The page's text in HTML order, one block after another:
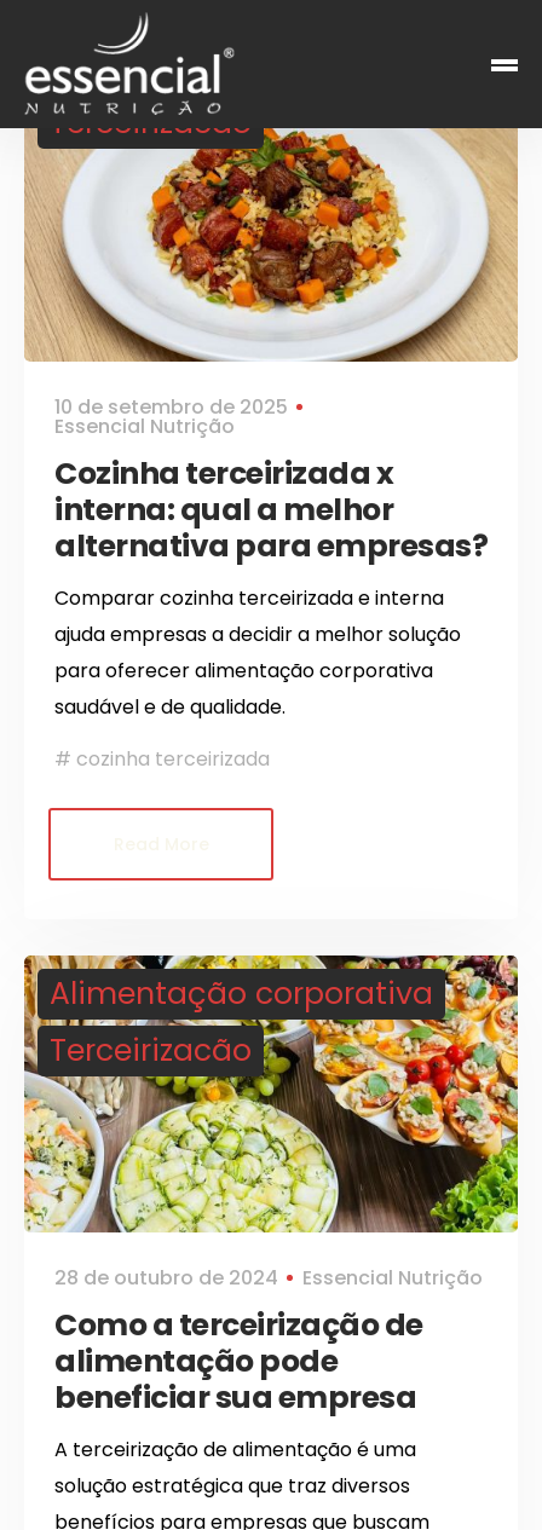
Terceirizacão
10 de setembro de 2025
Essencial Nutrição
Cozinha terceirizada x
interna: qual a melhor
alternativa para empresas?
Comparar cozinha terceirizada e interna
ajuda empresas a decidir a melhor solução
para oferecer alimentação corporativa
saudável e de qualidade.
cozinha terceirizada
Alimentação corporativa
Terceirizacão
28 de outubro de 2024 Essencial Nutrição
Como a terceirização de
alimentação pode
beneficiar sua empresa
A terceirização de alimentação é uma
solução estratégica que traz diversos
benefícios para empresas que buscam